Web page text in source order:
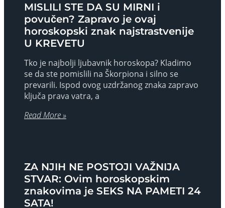
MISLILI STE DA SU MIRNI i
povučen? Zapravo je ovaj
horoskopski znak najstrastvenije
U KREVETU
Tko je najbolji ljubavnik horoskopa? Kladimo
se da ste pomislili na Škorpiona i silno se
prevarili. Ispod ovog uzdržanog znaka zapravo
ključa prava vatra, a
Read More »
ZA NJIH NE POSTOJI VAŽNIJA
STVAR: Ovim horoskopskim
znakovima je SEKS NA PAMETI 24
SATA!